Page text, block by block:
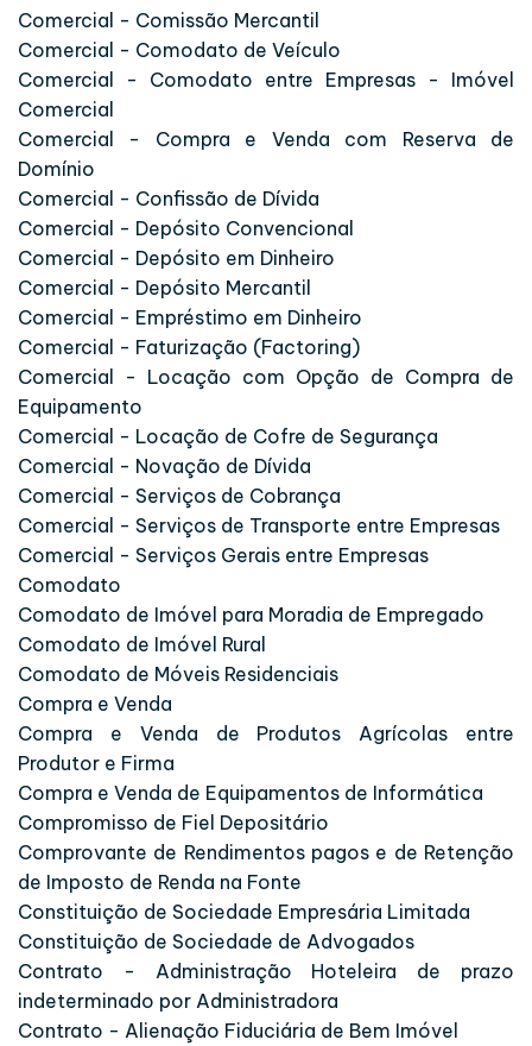
Comercial - Comissão Mercantil
Comercial - Comodato de Veículo
Comercial - Comodato entre Empresas - Imóvel
Comercial
Comercial - Compra e Venda com Reserva de
Domínio
Comercial - Confissão de Dívida
Comercial - Depósito Convencional
Comercial - Depósito em Dinheiro
Comercial - Depósito Mercantil
Comercial - Empréstimo em Dinheiro
Comercial - Faturização (Factoring)
Comercial - Locação com Opção de Compra de
Equipamento
Comercial - Locação de Cofre de Segurança
Comercial - Novação de Dívida
Comercial - Serviços de Cobrança
Comercial - Serviços de Transporte entre Empresas
Comercial - Serviços Gerais entre Empresas
Comodato
Comodato de Imóvel para Moradia de Empregado
Comodato de Imóvel Rural
Comodato de Móveis Residenciais
Compra e Venda
Compra e Venda de Produtos Agrícolas entre
Produtor e Firma
Compra e Venda de Equipamentos de Informática
Compromisso de Fiel Depositário
Comprovante de Rendimentos pagos e de Retenção
de Imposto de Renda na Fonte
Constituição de Sociedade Empresária Limitada
Constituição de Sociedade de Advogados
Contrato - Administração Hoteleira de prazo
indeterminado por Administradora
Contrato - Alienação Fiduciária de Bem Imóvel